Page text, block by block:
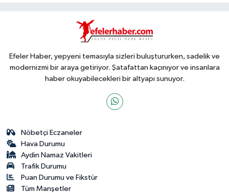
Efeler Haber, yepyeni temasıyla sizleri buluştururken, sadelik ve
modernizmi bir araya getiriyor. Şatafattan kaçınıyor ve insanlara
haber okuyabilecekleri bir altyapı sunuyor.
Nöbetçi Eczaneler
Hava Durumu
Aydin Namaz Vakitleri
Trafik Durumu
Puan Durumu ve Fikstür
Tüm Manşetler